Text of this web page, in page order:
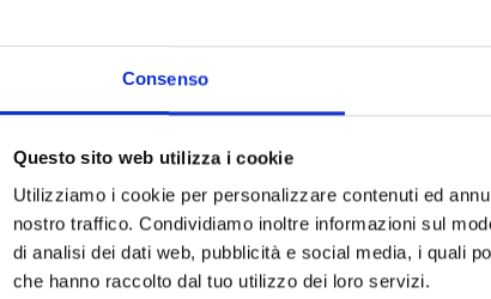
Consenso
Questo sito web utilizza i cookie
Utilizziamo i cookie per personalizzare contenuti ed
nostro traffico. Condividiamo inoltre informazioni sul
di analisi dei dati web, pubblicità e social media, i quali
che hanno raccolto dal tuo utilizzo dei loro servizi.